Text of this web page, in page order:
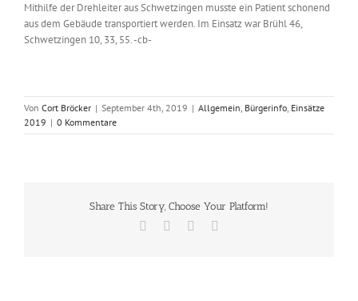
Mithilfe der Drehleiter aus Schwetzingen musste ein Patient schonend
aus dem Gebäude transportiert werden. Im Einsatz war Brühl 46,
Schwetzingen 10, 33, 55. -cb-
Von Cort Bröcker | September 4th, 2019 | Allgemein, Bürgerinfo, Einsätze
2019 | 0 Kommentare
Share This Story, Choose Your Platform!
Facebook